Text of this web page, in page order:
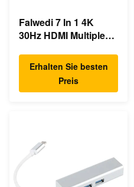
Falwedi 7 In 1 4K
30Hz HDMI Multiple
Erhalten Sie besten
Preis